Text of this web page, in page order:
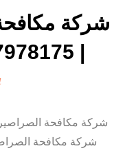
شركة
4
شركة مكافحة